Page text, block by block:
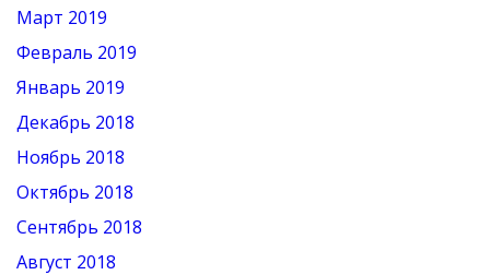
Март 2019
Февраль 2019
Январь 2019
Декабрь 2018
Ноябрь 2018
Октябрь 2018
Сентябрь 2018
Август 2018